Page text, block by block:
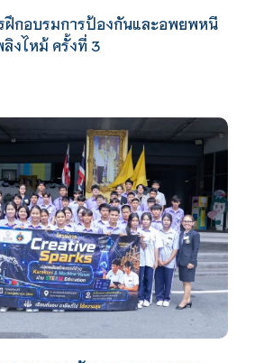
ฝึกอบรมการป้องกันและอพยพหนี
ลิงไหม้ ครั้งที่ 3